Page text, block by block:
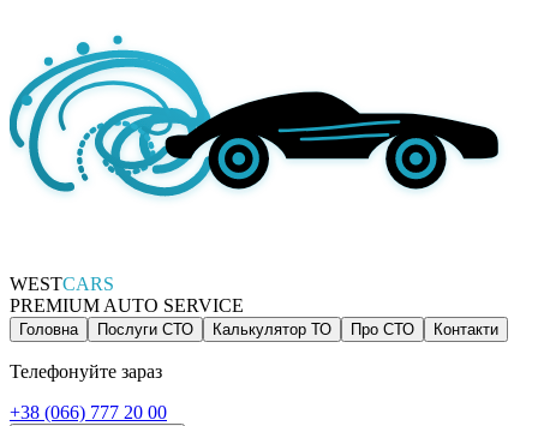
WESTCARS
PREMIUM AUTO SERVICE
Головна Послуги СТО Калькулятор ТО Про СТО Контакти
Телефонуйте зараз
+38 (066) 777 20 00